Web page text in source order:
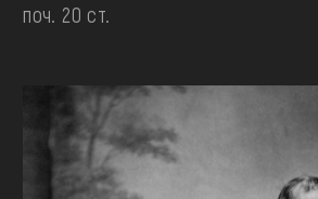
поч. 20 ст.